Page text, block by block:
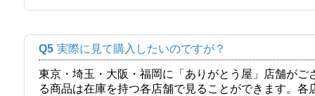
Q5 実際に見て購入したいのですが？
東京・埼玉・大阪・福岡に「ありがとう屋」店舗が
る商品は在庫を持つ各店舗で見ることができます。